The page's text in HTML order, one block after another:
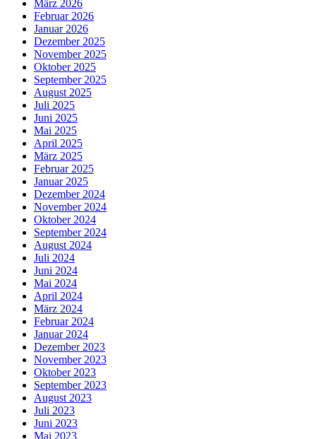
März 2026
Februar 2026
Januar 2026
Dezember 2025
November 2025
Oktober 2025
September 2025
August 2025
Juli 2025
Juni 2025
Mai 2025
April 2025
März 2025
Februar 2025
Januar 2025
Dezember 2024
November 2024
Oktober 2024
September 2024
August 2024
Juli 2024
Juni 2024
Mai 2024
April 2024
März 2024
Februar 2024
Januar 2024
Dezember 2023
November 2023
Oktober 2023
September 2023
August 2023
Juli 2023
Juni 2023
Mai 2023